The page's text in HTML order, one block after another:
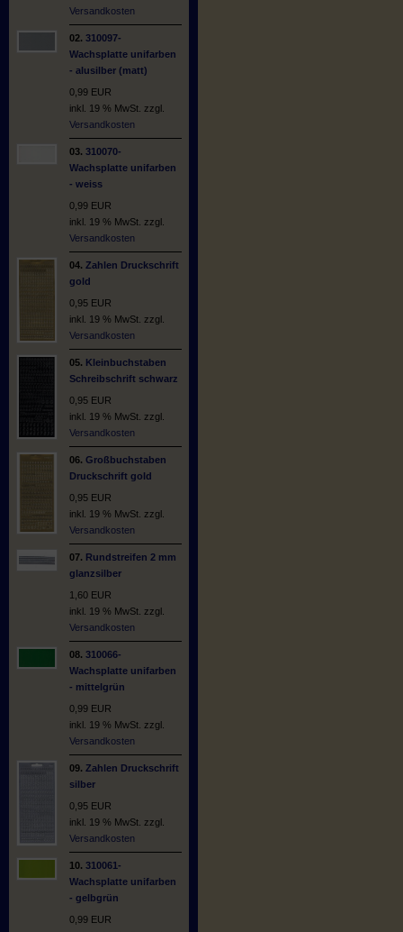
Versandkosten
02. 310097-
Wachsplatte unifarben
- alusilber (matt)
0,99 EUR
inkl. 19 % MwSt. zzgl.
Versandkosten
03. 310070-
Wachsplatte unifarben
- weiss
0,99 EUR
inkl. 19 % MwSt. zzgl.
Versandkosten
04. Zahlen Druckschrift
gold
0,95 EUR
inkl. 19 % MwSt. zzgl.
Versandkosten
05. Kleinbuchstaben
Schreibschrift schwarz
0,95 EUR
inkl. 19 % MwSt. zzgl.
Versandkosten
06. Großbuchstaben
Druckschrift gold
0,95 EUR
inkl. 19 % MwSt. zzgl.
Versandkosten
07. Rundstreifen 2 mm
glanzsilber
1,60 EUR
inkl. 19 % MwSt. zzgl.
Versandkosten
08. 310066-
Wachsplatte unifarben
- mittelgrün
0,99 EUR
inkl. 19 % MwSt. zzgl.
Versandkosten
09. Zahlen Druckschrift
silber
0,95 EUR
inkl. 19 % MwSt. zzgl.
Versandkosten
10. 310061-
Wachsplatte unifarben
- gelbgrün
0,99 EUR